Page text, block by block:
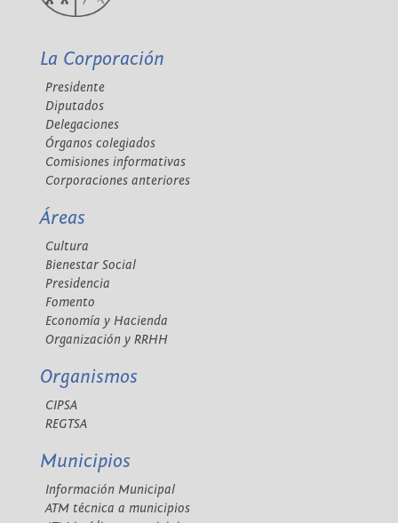
La Corporación
Presidente
Diputados
Delegaciones
Órganos colegiados
Comisiones informativas
Corporaciones anteriores
Áreas
Cultura
Bienestar Social
Presidencia
Fomento
Economía y Hacienda
Organización y RRHH
Organismos
CIPSA
REGTSA
Municipios
Información Municipal
ATM técnica a municipios